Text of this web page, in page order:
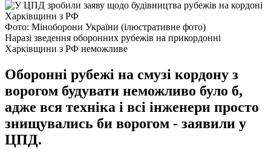
Фото: Міноборони України (ілюстративне фото)
Наразі зведення оборонних рубежів на прикордонні
Харківщини з РФ неможливе
Оборонні рубежі на смузі кордону з
ворогом будувати неможливо було б,
адже вся техніка і всі інженери просто
знищувались би ворогом - заявили у
ЦПД.